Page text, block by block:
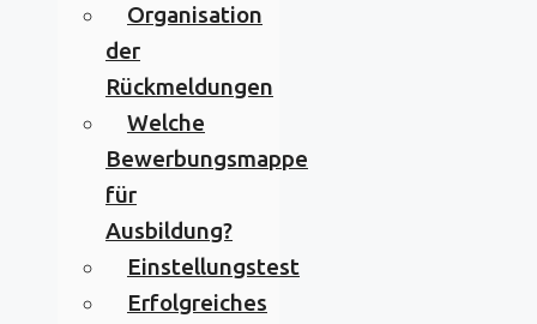
Organisation
der
Rückmeldungen
Welche
Bewerbungsmappe
für
Ausbildung?
Einstellungstest
Erfolgreiches